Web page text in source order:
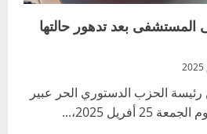
بعد تدهور حالتها
الحزب الدستوري الحر عبير
أفريل 2025،...